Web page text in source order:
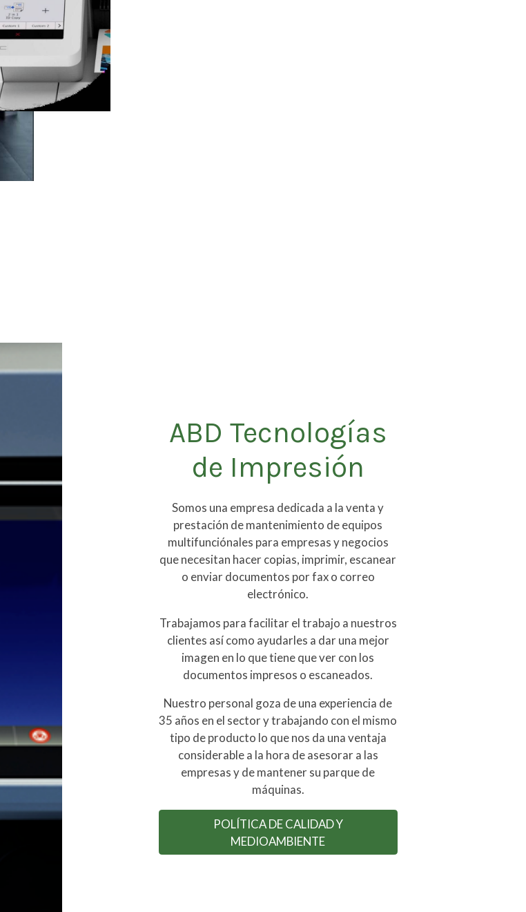
ABD Tecnologías
de Impresión
Somos una empresa dedicada a la venta y
prestación de mantenimiento de equipos
multifunciónales para empresas y negocios
que necesitan hacer copias, imprimir, escanear
o enviar documentos por fax o correo
electrónico.
Trabajamos para facilitar el trabajo a nuestros
clientes así como ayudarles a dar una mejor
imagen en lo que tiene que ver con los
documentos impresos o escaneados.
Nuestro personal goza de una experiencia de
35 años en el sector y trabajando con el mismo
tipo de producto lo que nos da una ventaja
considerable a la hora de asesorar a las
empresas y de mantener su parque de
máquinas.
POLÍTICA DE CALIDAD Y
MEDIOAMBIENTE